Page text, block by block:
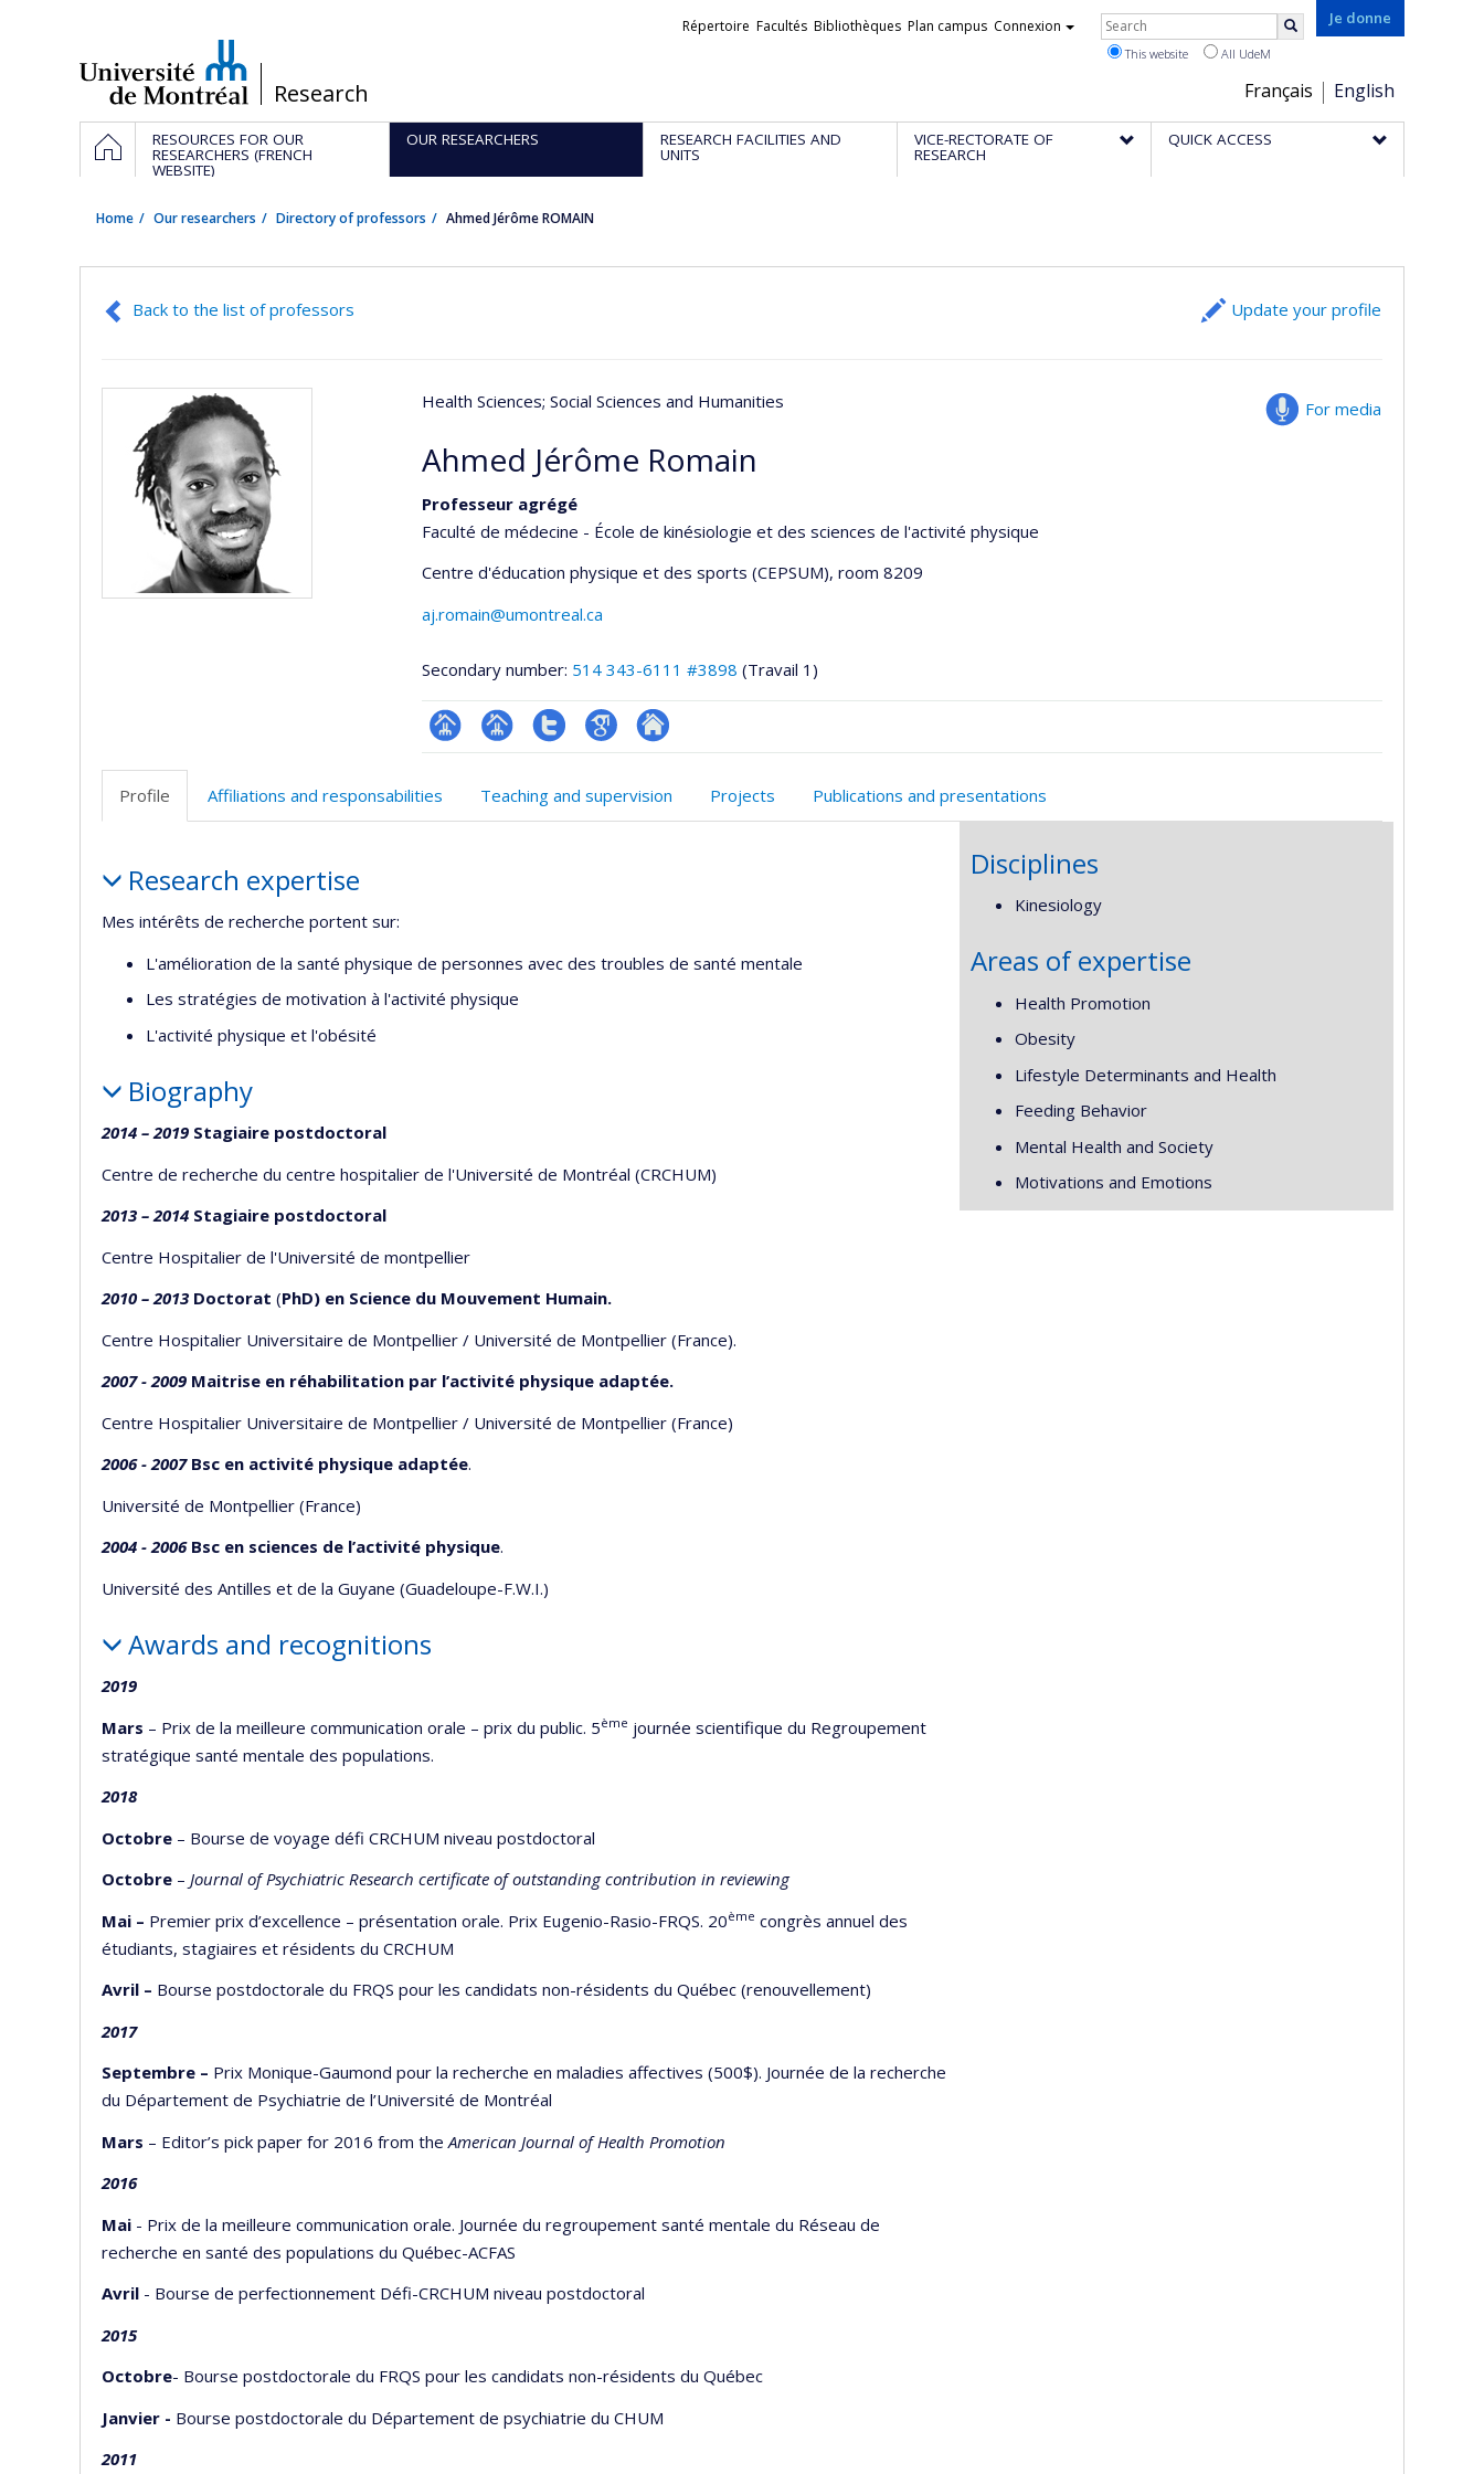
/Research
Je donne
Choix
de
la
Français English
Liens
Répertoire Facultés Bibliothèques Plan campus Connexion Rechercher
This website All UdeM
Navigation
principale
HOMERESOURCES FOR OUR
RESEARCHERS (FRENCH
WEBSITE)
OUR RESEARCHERS RESEARCH FACILITIES AND
UNITS
VICE-RECTORATE OF
RESEARCH
QUICK ACCESS
Home Our researchers Directory of professors Ahmed Jérôme ROMAIN
Back to the list of professors Update your profile
For media
Health Sciences; Social Sciences and Humanities
Ahmed Jérôme Romain
Professeur agrégé
Faculté de médecine - École de kinésiologie et des sciences de l'activité physique
Centre d'éducation physique et des sports (CEPSUM), room 8209
aj.romain@umontreal.ca
Secondary number: 514 343-6111 #3898 (Travail 1)
Page
(faculté,département,école)
Page
(faculté,département,école)
CompteGoogleAutre
Profile Affiliations and responsabilities Teaching and supervision Projects Publications and presentations
Research expertise
Mes intérêts de recherche portent sur:
L'amélioration de la santé physique de personnes avec des troubles de santé mentale
Les stratégies de motivation à l'activité physique
L'activité physique et l'obésité
Biography
2014 – 2019 Stagiaire postdoctoral
Centre de recherche du centre hospitalier de l'Université de Montréal (CRCHUM)
2013 – 2014 Stagiaire postdoctoral
Centre Hospitalier de l'Université de montpellier
2010 – 2013 Doctorat (PhD) en Science du Mouvement Humain.
Centre Hospitalier Universitaire de Montpellier / Université de Montpellier (France).
2007 - 2009 Maitrise en réhabilitation par l’activité physique adaptée.
Centre Hospitalier Universitaire de Montpellier / Université de Montpellier (France)
2006 - 2007Bsc en activité physique adaptée.
Université de Montpellier (France)
2004 - 2006Bsc en sciences de l’activité physique.
Université des Antilles et de la Guyane (Guadeloupe-F.W.I.)
Awards and recognitions
2019
Mars – Prix de la meilleure communication orale – prix du public. 5ème journée scientifique du Regroupement
stratégique santé mentale des populations.
2018
Octobre – Bourse de voyage défi CRCHUM niveau postdoctoral
Octobre – Journal of Psychiatric Research certificate of outstanding contribution in reviewing
Mai – Premier prix d’excellence – présentation orale. Prix Eugenio-Rasio-FRQS. 20ème congrès annuel des
étudiants, stagiaires et résidents du CRCHUM
Avril – Bourse postdoctorale du FRQS pour les candidats non-résidents du Québec (renouvellement)
2017
Septembre – Prix Monique-Gaumond pour la recherche en maladies affectives (500$). Journée de la recherche
du Département de Psychiatrie de l’Université de Montréal
Mars – Editor’s pick paper for 2016 from the American Journal of Health Promotion
2016
Mai - Prix de la meilleure communication orale. Journée du regroupement santé mentale du Réseau de
recherche en santé des populations du Québec-ACFAS
Avril - Bourse de perfectionnement Défi-CRCHUM niveau postdoctoral
2015
Octobre- Bourse postdoctorale du FRQS pour les candidats non-résidents du Québec
Janvier - Bourse postdoctorale du Département de psychiatrie du CHUM
2011
Disciplines
Kinesiology
Areas of expertise
Health Promotion
Obesity
Lifestyle Determinants and Health
Feeding Behavior
Mental Health and Society
Motivations and Emotions